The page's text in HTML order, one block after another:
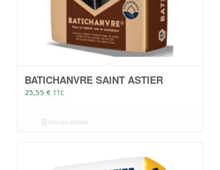
BATICHANVRE SAINT ASTIER
25,55 € TTC
Voir les détails